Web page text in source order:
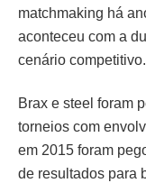
matchmaking há
aconteceu com a
cenário competitivo.
Brax e steel foram
torneios com
em 2015 foram
de resultados para